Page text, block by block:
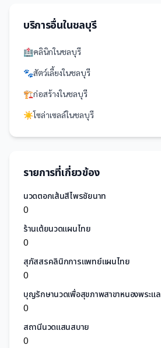
บริการอื่นในชลบุรี
🏥คลินิกในชลบุรี
🐾สัตว์เลี้ยงในชลบุรี
🏗️ก่อสร้างในชลบุรี
☀️โซล่าเซลล์ในชลบุรี
รายการที่เกี่ยวข้อง
นวดตอกเส้นสีไพรชัยนาท
0
ร้านเต้ยนวดแผนไทย
0
สุภัสสรคลินิกการแพทย์แผนไทย
0
บุญรักษานวดเพื่อสุขภาพสาขาหนองพระแล
0
สถานีนวดแสนสบาย
0